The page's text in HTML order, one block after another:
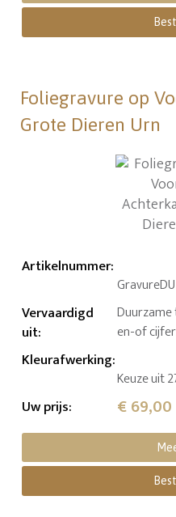
Foliegravure op
Grote Dieren Urn
Artikelnummer:
GravureDU
Vervaardigd
uit:
en-of
Kleurafwerking:
Keuze uit
Uw prijs: € 69,00